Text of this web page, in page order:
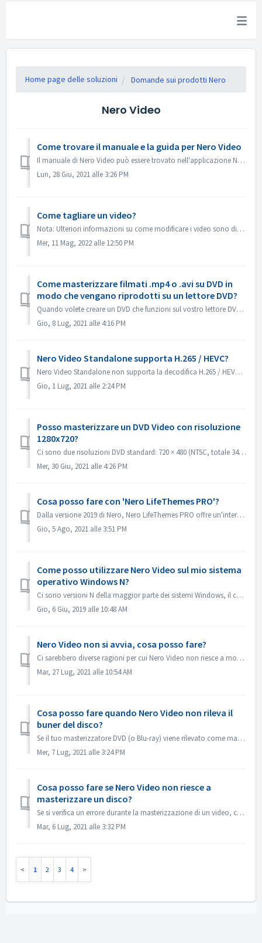
Home page delle soluzioni Domande sui prodotti Nero
Nero Video
Come trovare il manuale e la guida per Nero Video
Il manuale di Nero Video può essere trovato nell'applicazione Nero Video. Aprire Nero Video, fare clic su KnowHow nell'angolo in alto a destra. ...
Lun, 28 Giu, 2021 alle 3:26 PM
Come tagliare un video?
Nota: Ulteriori informazioni su come modificare i video sono disponibili al seguente link: Modifica dei video Seguite il link sottostante per ottenere magg...
Mer, 11 Mag, 2022 alle 12:50 PM
Come masterizzare filmati .mp4 o .avi su DVD in
modo che vengano riprodotti su un lettore DVD?
Quando volete creare un DVD che funzioni sul vostro lettore DVD, dovete inizialmente capire quale tipo di formato deve essere presente sul vostro disco DVD....
Gio, 8 Lug, 2021 alle 4:16 PM
Nero Video Standalone supporta H.265 / HEVC?
Nero Video Standalone non supporta la decodifica H.265 / HEVC. La decodifica H.265 / HEVC è disponibile solo in Nero Platinum Suite.
Gio, 1 Lug, 2021 alle 2:24 PM
Posso masterizzare un DVD Video con risoluzione
1280x720?
Ci sono due risoluzioni DVD standard: 720 × 480 (NTSC, totale 345.600 pixel) e 720 × 576 (PAL totale 414.720 pixel), entrambe disponibili in formato 4:3 e 1...
Mer, 30 Giu, 2021 alle 4:26 PM
Cosa posso fare con 'Nero LifeThemes PRO'?
Dalla versione 2019 di Nero, Nero LifeThemes PRO offre un'intera gamma di temi cinematografici di alta qualità, modelli di menu per dischi e musica roya...
Gio, 5 Ago, 2021 alle 3:51 PM
Come posso utilizzare Nero Video sul mio sistema
operativo Windows N?
Ci sono versioni N della maggior parte dei sistemi Windows, il che significa che il sistema non contiene Windows Media Player. Su questi sistemi Windows N,...
Gio, 6 Giu, 2019 alle 10:48 AM
Nero Video non si avvia, cosa posso fare?
Ci sarebbero diverse ragioni per cui Nero Video non riesce a mostrare la finestra dell'applicazione. Se Nero Video non si avvia, MediaHome non si avvia ...
Mar, 27 Lug, 2021 alle 10:54 AM
Cosa posso fare quando Nero Video non rileva il
buner del disco?
Se il tuo masterizzatore DVD (o Blu-ray) viene rilevato come masterizzatore CD, fai riferimento a questo articolo: https://nerosupport.freshdesk.com/en/supp...
Mer, 7 Lug, 2021 alle 3:24 PM
Cosa posso fare se Nero Video non riesce a
masterizzare un disco?
Se si verifica un errore durante la masterizzazione di un video, cosa si può fare? Andare in C:\Users\[utente corrente]\AppData\Roaming\Nero\[versione corr...
Mar, 6 Lug, 2021 alle 3:32 PM
1 2 3 4